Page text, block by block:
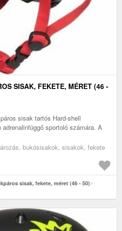
SISAK, FEKETE, MÉRET (46 -
sisak tartós Hard-shell
sportoló számára. A
bukósisakok, sisakok, fekete
sisak, fekete, méret (46 - 50)